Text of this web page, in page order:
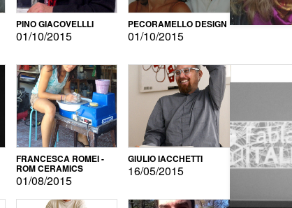
PINO GIACOVELLLI
01/10/2015
PECORAMELLO DESIGN
01/10/2015
FRANCESCA ROMEI -
ROM CERAMICS
01/08/2015
GIULIO IACCHETTI
16/05/2015